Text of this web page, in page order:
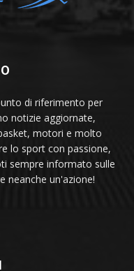
di riferimento per
notizie aggiornate,
motori e molto
lo sport con passione,
sempre informato sulle
neanche un'azione!